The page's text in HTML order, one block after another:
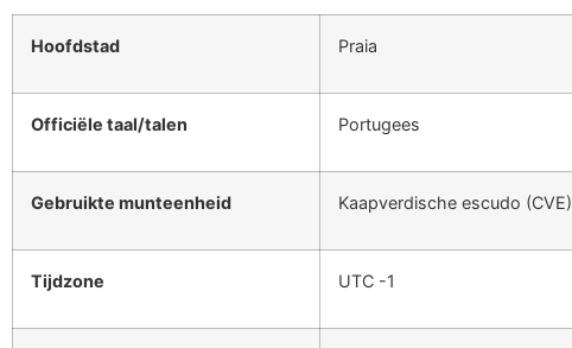
Hoofdstad Praia
Officiële taal/talen Portugees
Gebruikte munteenheid Kaapverdische escudo (CVE)
Tijdzone UTC -1